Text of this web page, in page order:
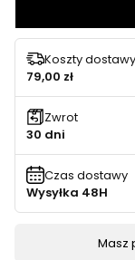
Koszty dostawy
79,00 zł
Zwrot
30 dni
Czas dostawy
Wysyłka 48H
Masz